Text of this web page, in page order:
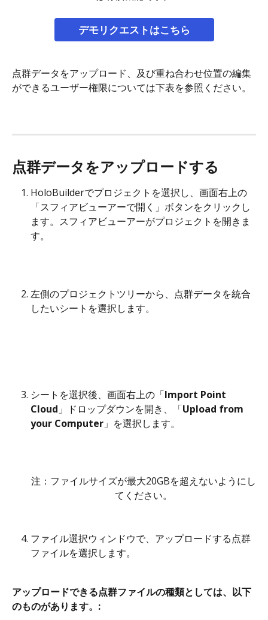
デモリクエストはこちら
点群データをアップロード、及び重ね合わせ位置の編集
ができるユーザー権限については下表を参照ください。
点群データをアップロードする
HoloBuilderでプロジェクトを選択し、画面右上の
「スフィアビューアーで開く」ボタンをクリックし
ます。スフィアビューアーがプロジェクトを開きま
す。
左側のプロジェクトツリーから、点群データを統合
したいシートを選択します。
シートを選択後、画面右上の「Import Point
Cloud 」ドロップダウンを開き、「Upload from
your Computer 」を選択します。
注：ファイルサイズが最大20GBを超えないようにし
てください。
ファイル選択ウィンドウで、アップロードする点群
ファイルを選択します。
アップロードできる点群ファイルの種類としては、以下
のものがあります。: